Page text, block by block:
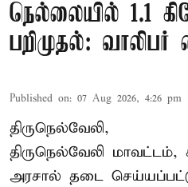
நெல்லையில் 1.1
பறிமுதல்: வாலிபர்
Published on: 07 Aug 2026, 4:26 pm
திருநெல்வேலி,
திருநெல்வேலி மாவட்டம்,
அரசால் தடை